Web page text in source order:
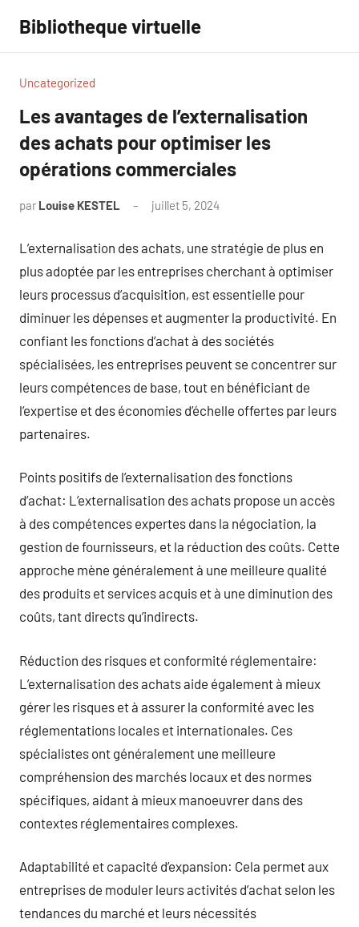
contenu
Bibliotheque virtuelle
Uncategorized
Les avantages de l’externalisation
des achats pour optimiser les
opérations commerciales
par Louise KESTEL juillet 5, 2024
L’externalisation des achats, une stratégie de plus en
plus adoptée par les entreprises cherchant à optimiser
leurs processus d’acquisition, est essentielle pour
diminuer les dépenses et augmenter la productivité. En
confiant les fonctions d’achat à des sociétés
spécialisées, les entreprises peuvent se concentrer sur
leurs compétences de base, tout en bénéficiant de
l’expertise et des économies d’échelle offertes par leurs
partenaires.
Points positifs de l’externalisation des fonctions
d’achat: L’externalisation des achats propose un accès
à des compétences expertes dans la négociation, la
gestion de fournisseurs, et la réduction des coûts. Cette
approche mène généralement à une meilleure qualité
des produits et services acquis et à une diminution des
coûts, tant directs qu’indirects.
Réduction des risques et conformité réglementaire:
L’externalisation des achats aide également à mieux
gérer les risques et à assurer la conformité avec les
réglementations locales et internationales. Ces
spécialistes ont généralement une meilleure
compréhension des marchés locaux et des normes
spécifiques, aidant à mieux manoeuvrer dans des
contextes réglementaires complexes.
Adaptabilité et capacité d’expansion: Cela permet aux
entreprises de moduler leurs activités d’achat selon les
tendances du marché et leurs nécessités